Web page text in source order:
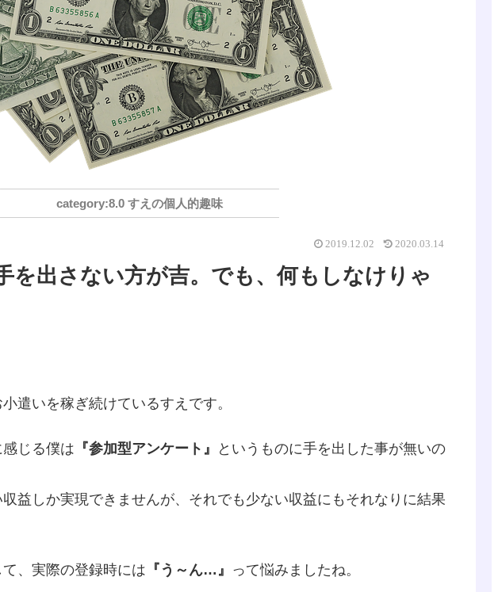
8.0 すえの個人的趣味
2019.12.02 2020.03.14
を出さない方が吉。でも、何もしなけりゃ
遣いを稼ぎ続けているすえです。
じる僕は 『参加型アンケート』
というものに手を出した事が無いの
益しか実現できませんが、それでも少ない収益にもそれなりに結果
、実際の登録時には 『う～ん…』 って悩みましたね。